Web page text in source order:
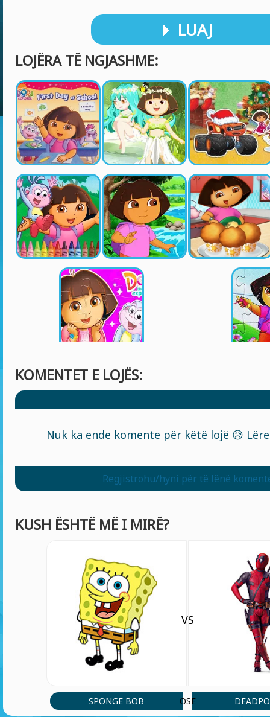
LUAJ
LOJËRA TË NGJASHME:
KOMENTET E LOJËS:
Nuk ka ende komente për këtë lojë 😥
Regjistrohu/hyni për të lënë
KUSH ËSHTË MË I MIRË?
SPONGE BOB
VS
OSE